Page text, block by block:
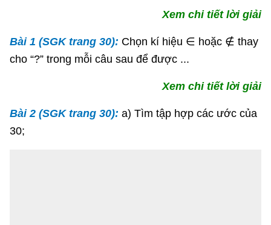
Xem chi tiết lời giải
Bài 1 (SGK trang 30): Chọn kí hiệu ∈ hoặc ∉ thay
cho “?” trong mỗi câu sau để được ...
Xem chi tiết lời giải
Bài 2 (SGK trang 30): a) Tìm tập hợp các ước của
30;